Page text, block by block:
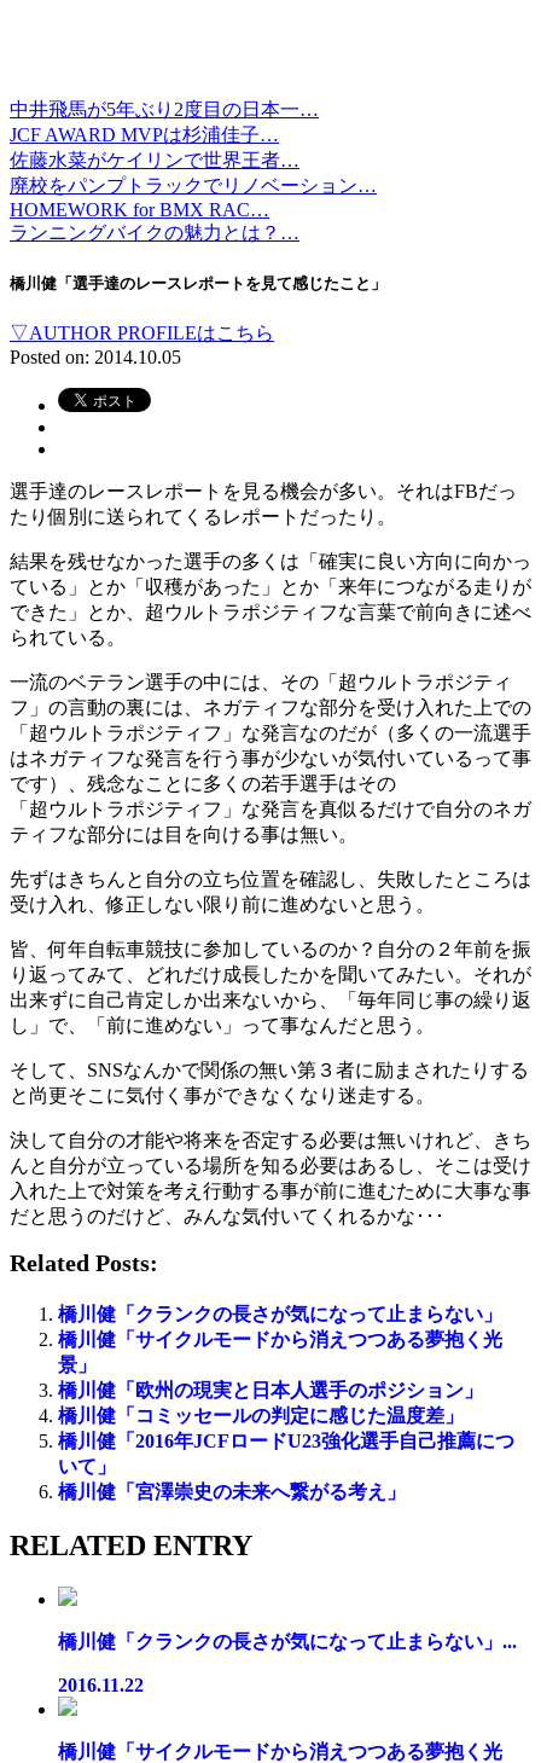
中井飛馬が5年ぶり2度目の日本一…
JCF AWARD MVPは杉浦佳子…
佐藤水菜がケイリンで世界王者…
廃校をパンプトラックでリノベーション…
HOMEWORK for BMX RAC…
ランニングバイクの魅力とは？…
橋川健「選手達のレースレポートを見て感じたこと」
▽AUTHOR PROFILEはこちら
Posted on: 2014.10.05
選手達のレースレポートを見る機会が多い。それはFBだっ
たり個別に送られてくるレポートだったり。
結果を残せなかった選手の多くは「確実に良い方向に向かっ
ている」とか「収穫があった」とか「来年につながる走りが
できた」とか、超ウルトラポジティフな言葉で前向きに述べ
られている。
一流のベテラン選手の中には、その「超ウルトラポジティ
フ」の言動の裏には、ネガティフな部分を受け入れた上での
「超ウルトラポジティフ」な発言なのだが（多くの一流選手
はネガティフな発言を行う事が少ないが気付いているって事
です）、残念なことに多くの若手選手はその
「超ウルトラポジティフ」な発言を真似るだけで自分のネガ
ティフな部分には目を向ける事は無い。
先ずはきちんと自分の立ち位置を確認し、失敗したところは
受け入れ、修正しない限り前に進めないと思う。
皆、何年自転車競技に参加しているのか？自分の２年前を振
り返ってみて、どれだけ成長したかを聞いてみたい。それが
出来ずに自己肯定しか出来ないから、「毎年同じ事の繰り返
し」で、「前に進めない」って事なんだと思う。
そして、SNSなんかで関係の無い第３者に励まされたりする
と尚更そこに気付く事ができなくなり迷走する。
決して自分の才能や将来を否定する必要は無いけれど、きち
んと自分が立っている場所を知る必要はあるし、そこは受け
入れた上で対策を考え行動する事が前に進むために大事な事
だと思うのだけど、みんな気付いてくれるかな･･･
Related Posts:
橋川健「クランクの長さが気になって止まらない」
橋川健「サイクルモードから消えつつある夢抱く光
景」
橋川健「欧州の現実と日本人選手のポジション」
橋川健「コミッセールの判定に感じた温度差」
橋川健「2016年JCFロードU23強化選手自己推薦につ
いて」
橋川健「宮澤崇史の未来へ繋がる考え」
RELATED ENTRY
橋川健「クランクの長さが気になって止まらない」...
2016.11.22
橋川健「サイクルモードから消えつつある夢抱く光